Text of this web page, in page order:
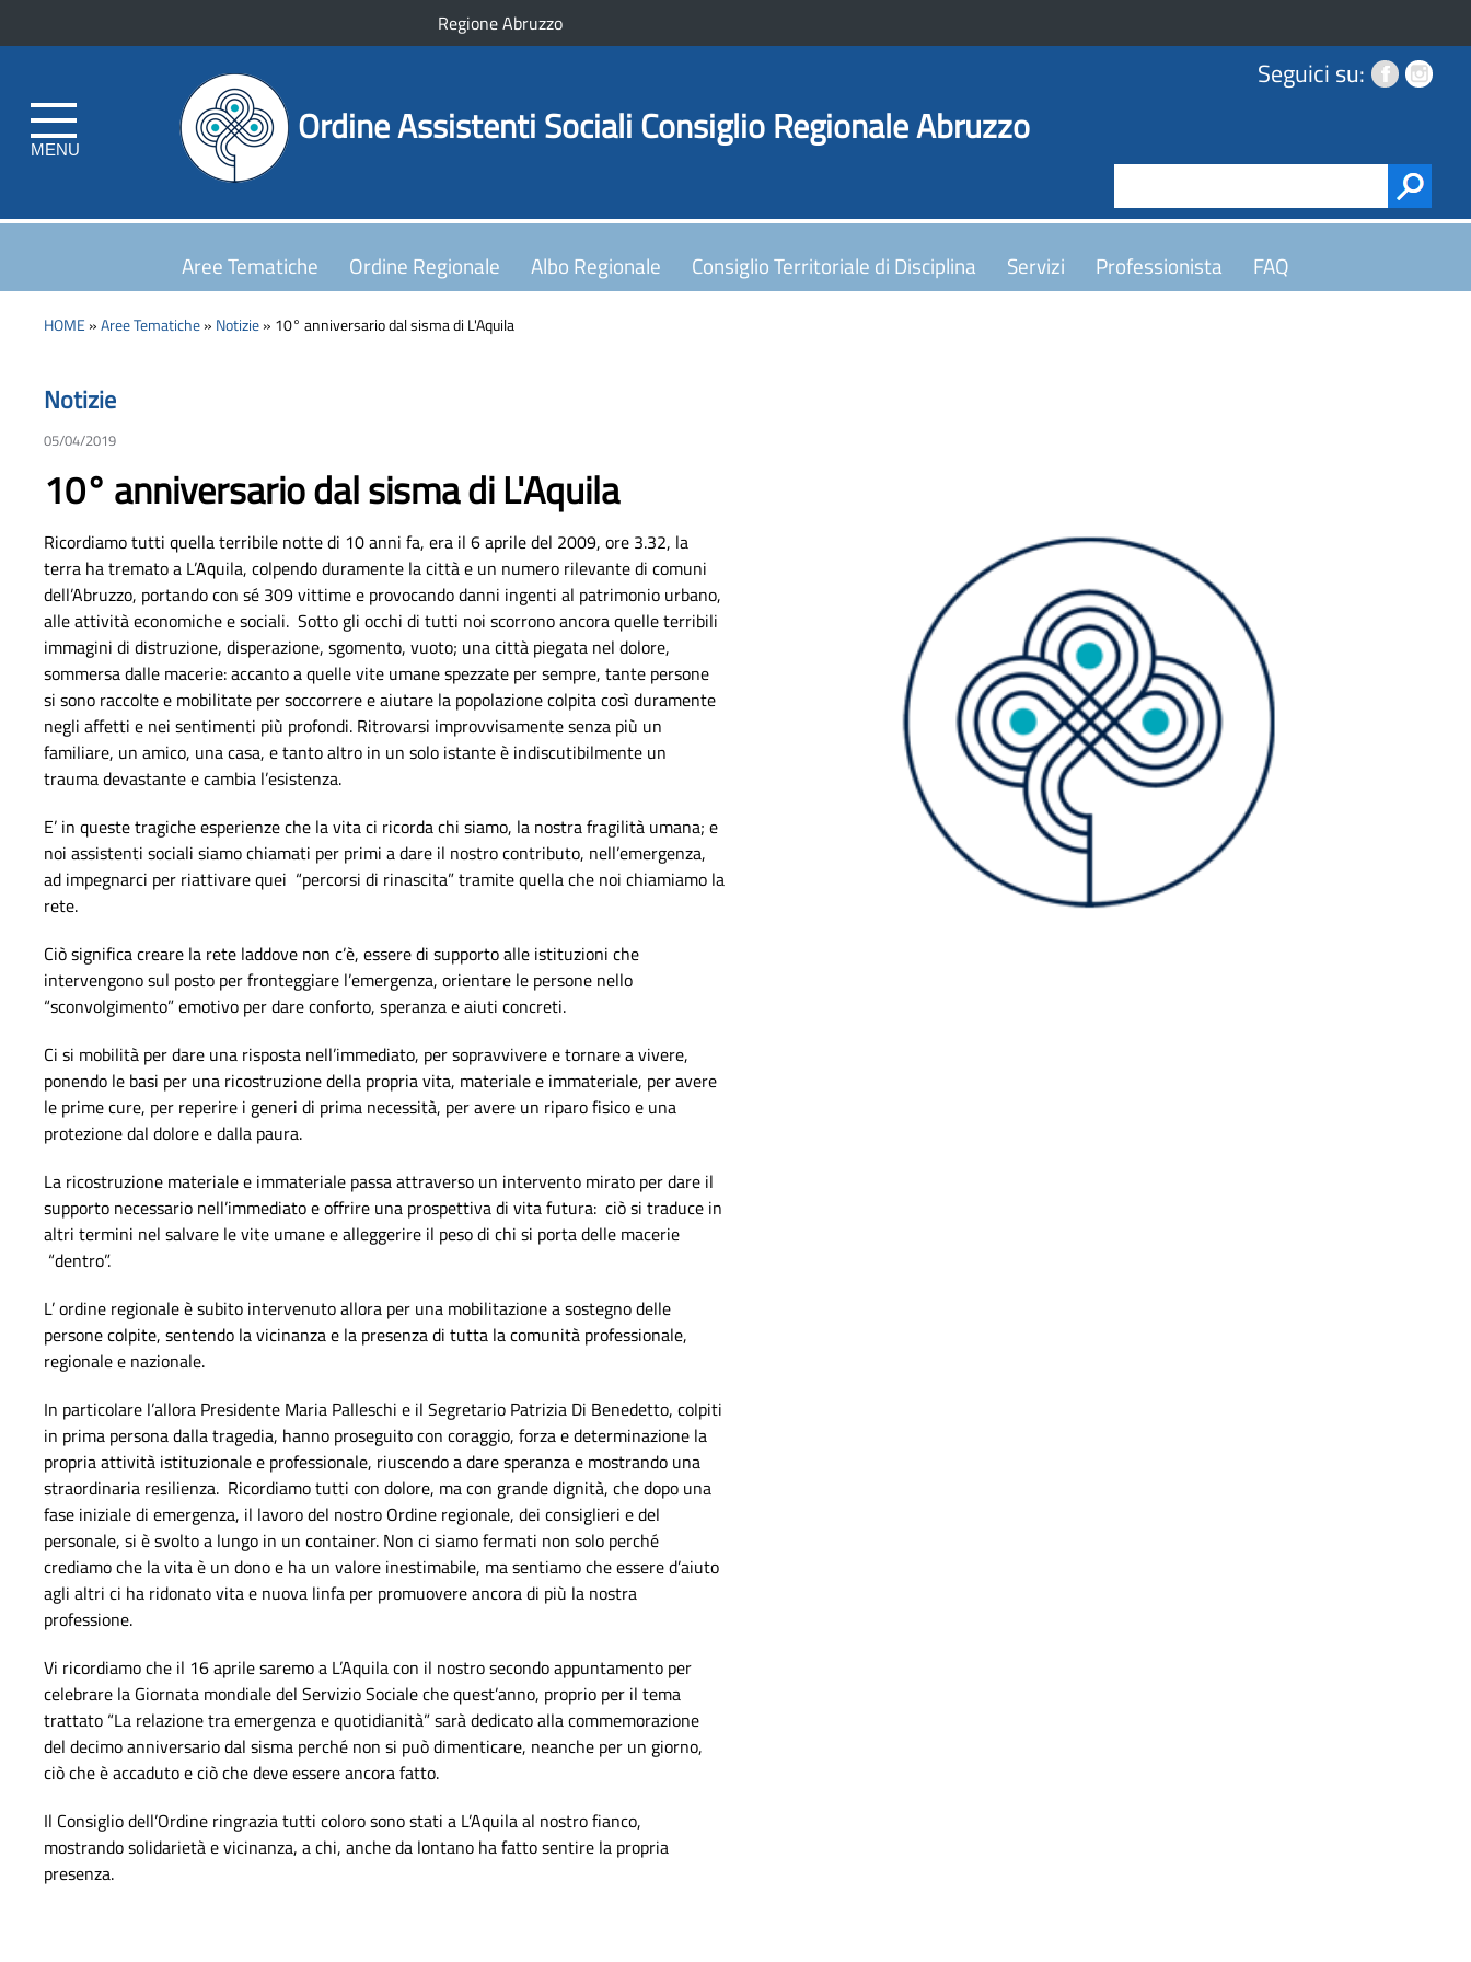
Regione Abruzzo
Seguici su:
Ordine Assistenti Sociali Consiglio Regionale Abruzzo
MENU
Aree Tematiche Ordine Regionale Albo Regionale Consiglio Territoriale di Disciplina Servizi Professionista FAQ
HOME »Aree Tematiche» Notizie» 10° anniversario dal sisma di L'Aquila
Notizie
05/04/2019
10° anniversario dal sisma di L'Aquila
Ricordiamo tutti quella terribile notte di 10 anni fa, era il 6 aprile del 2009, ore 3.32, la
terra ha tremato a L’Aquila, colpendo duramente la città e un numero rilevante di comuni
dell’Abruzzo, portando con sé 309 vittime e provocando danni ingenti al patrimonio urbano,
alle attività economiche e sociali. Sotto gli occhi di tutti noi scorrono ancora quelle terribili
immagini di distruzione, disperazione, sgomento, vuoto; una città piegata nel dolore,
sommersa dalle macerie: accanto a quelle vite umane spezzate per sempre, tante persone
si sono raccolte e mobilitate per soccorrere e aiutare la popolazione colpita così duramente
negli affetti e nei sentimenti più profondi. Ritrovarsi improvvisamente senza più un
familiare, un amico, una casa, e tanto altro in un solo istante è indiscutibilmente un
trauma devastante e cambia l’esistenza.
E’ in queste tragiche esperienze che la vita ci ricorda chi siamo, la nostra fragilità umana; e
noi assistenti sociali siamo chiamati per primi a dare il nostro contributo, nell’emergenza,
ad impegnarci per riattivare quei “percorsi di rinascita” tramite quella che noi chiamiamo la
rete.
Ciò significa creare la rete laddove non c’è, essere di supporto alle istituzioni che
intervengono sul posto per fronteggiare l’emergenza, orientare le persone nello
“sconvolgimento” emotivo per dare conforto, speranza e aiuti concreti.
Ci si mobilità per dare una risposta nell’immediato, per sopravvivere e tornare a vivere,
ponendo le basi per una ricostruzione della propria vita, materiale e immateriale, per avere
le prime cure, per reperire i generi di prima necessità, per avere un riparo fisico e una
protezione dal dolore e dalla paura.
La ricostruzione materiale e immateriale passa attraverso un intervento mirato per dare il
supporto necessario nell’immediato e offrire una prospettiva di vita futura: ciò si traduce in
altri termini nel salvare le vite umane e alleggerire il peso di chi si porta delle macerie
“dentro”.
L’ ordine regionale è subito intervenuto allora per una mobilitazione a sostegno delle
persone colpite, sentendo la vicinanza e la presenza di tutta la comunità professionale,
regionale e nazionale.
In particolare l’allora Presidente Maria Palleschi e il Segretario Patrizia Di Benedetto, colpiti
in prima persona dalla tragedia, hanno proseguito con coraggio, forza e determinazione la
propria attività istituzionale e professionale, riuscendo a dare speranza e mostrando una
straordinaria resilienza. Ricordiamo tutti con dolore, ma con grande dignità, che dopo una
fase iniziale di emergenza, il lavoro del nostro Ordine regionale, dei consiglieri e del
personale, si è svolto a lungo in un container. Non ci siamo fermati non solo perché
crediamo che la vita è un dono e ha un valore inestimabile, ma sentiamo che essere d’aiuto
agli altri ci ha ridonato vita e nuova linfa per promuovere ancora di più la nostra
professione.
Vi ricordiamo che il 16 aprile saremo a L’Aquila con il nostro secondo appuntamento per
celebrare la Giornata mondiale del Servizio Sociale che quest’anno, proprio per il tema
trattato “La relazione tra emergenza e quotidianità” sarà dedicato alla commemorazione
del decimo anniversario dal sisma perché non si può dimenticare, neanche per un giorno,
ciò che è accaduto e ciò che deve essere ancora fatto.
Il Consiglio dell’Ordine ringrazia tutti coloro sono stati a L’Aquila al nostro fianco,
mostrando solidarietà e vicinanza, a chi, anche da lontano ha fatto sentire la propria
presenza.